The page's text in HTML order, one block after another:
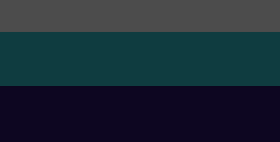
del na podvozu pod železniško progo na Šmartinski cesti